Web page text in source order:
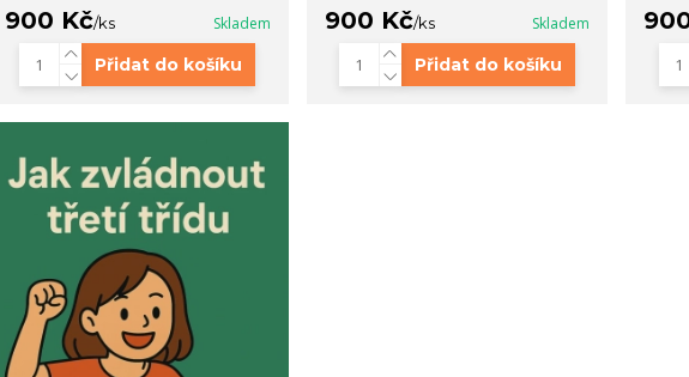
900 Kč/ks Skladem
Přidat do košíku
900 Kč/ks Skladem
Přidat do košíku